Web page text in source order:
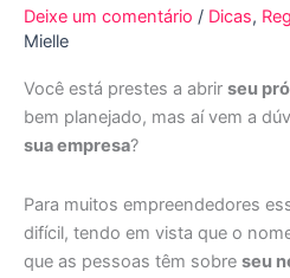
Deixe um comentário / Dicas,
Mielle
Você está prestes a abrir seu
bem planejado, mas aí vem a
sua empresa?
Para muitos empreendedores
difícil, tendo em vista que o
que as pessoas têm sobre seu
ESCOLHER
O
DO
SEU
NEGÓCIO